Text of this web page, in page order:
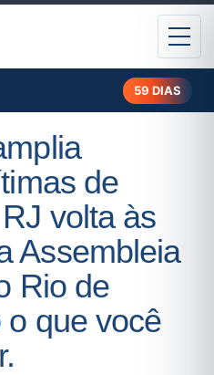
59 DIAS
de
volta às
Assembleia
Rio de
que você